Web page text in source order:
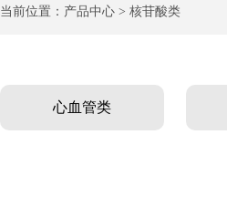
当前位置：产品中心 > 核苷酸类
心血管类